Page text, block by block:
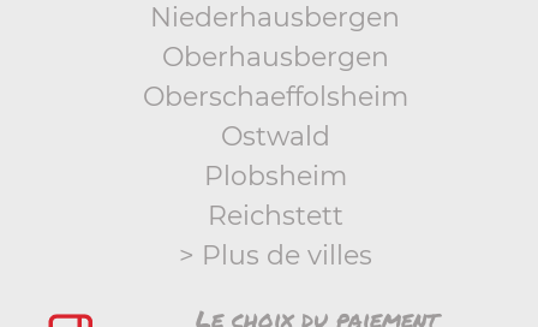
Niederhausbergen
Oberhausbergen
Oberschaeffolsheim
Ostwald
Plobsheim
Reichstett
> Plus de villes
Le choix du paiement